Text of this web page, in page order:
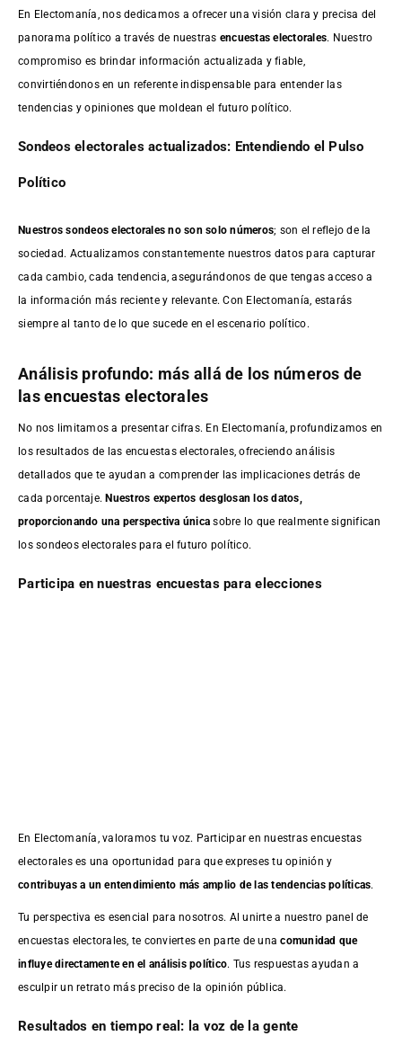
En Electomanía, nos dedicamos a ofrecer una visión clara y precisa del
panorama político a través de nuestras encuestas electorales. Nuestro
compromiso es brindar información actualizada y fiable,
convirtiéndonos en un referente indispensable para entender las
tendencias y opiniones que moldean el futuro político.
Sondeos electorales actualizados: Entendiendo el Pulso
Político
Nuestros sondeos electorales no son solo números; son el reflejo de la
sociedad. Actualizamos constantemente nuestros datos para capturar
cada cambio, cada tendencia, asegurándonos de que tengas acceso a
la información más reciente y relevante. Con Electomanía, estarás
siempre al tanto de lo que sucede en el escenario político.
Análisis profundo: más allá de los números de
las encuestas electorales
No nos limitamos a presentar cifras. En Electomanía, profundizamos en
los resultados de las encuestas electorales, ofreciendo análisis
detallados que te ayudan a comprender las implicaciones detrás de
cada porcentaje. Nuestros expertos desglosan los datos,
proporcionando una perspectiva única sobre lo que realmente significan
los sondeos electorales para el futuro político.
Participa en nuestras encuestas para elecciones
En Electomanía, valoramos tu voz. Participar en nuestras encuestas
electorales es una oportunidad para que expreses tu opinión y
contribuyas a un entendimiento más amplio de las tendencias políticas.
Tu perspectiva es esencial para nosotros. Al unirte a nuestro panel de
encuestas electorales, te conviertes en parte de unacomunidad que
influye directamente en el análisis político. Tus respuestas ayudan a
esculpir un retrato más preciso de la opinión pública.
Resultados en tiempo real: la voz de la gente